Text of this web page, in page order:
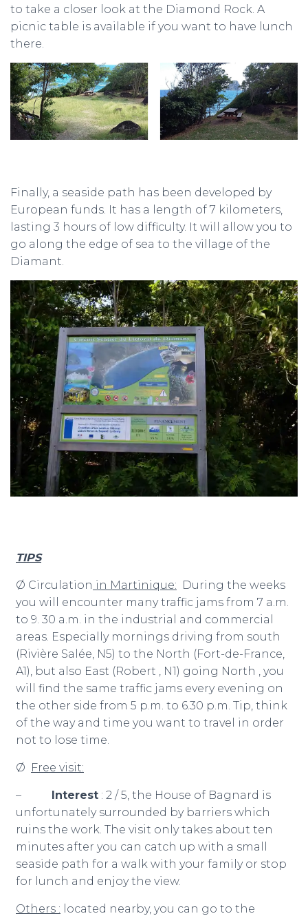
to take a closer look at the Diamond Rock. A
picnic table is available if you want to have lunch
there.
Finally, a seaside path has been developed by
European funds. It has a length of 7 kilometers,
lasting 3 hours of low difficulty. It will allow you to
go along the edge of sea to the village of the
Diamant.
TIPS
Ø Circulation in Martinique: During the weeks
you will encounter many traffic jams from 7 a.m.
to 9. 30 a.m. in the industrial and commercial
areas. Especially mornings driving from south
(Rivière Salée, N5) to the North (Fort-de-France,
A1), but also East (Robert , N1) going North , you
will find the same traffic jams every evening on
the other side from 5 p.m. to 6.30 p.m. Tip, think
of the way and time you want to travel in order
not to lose time.
Ø Free visit:
– Interest : 2 / 5, the House of Bagnard is
unfortunately surrounded by barriers which
ruins the work. The visit only takes about ten
minutes after you can catch up with a small
seaside path for a walk with your family or stop
for lunch and enjoy the view.
Others : located nearby, you can go to the